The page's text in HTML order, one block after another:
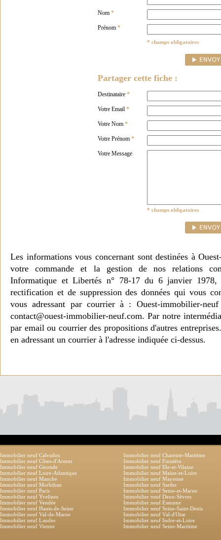
Nom *
Prénom *
* champs obligatoires
Partager cette fiche :
Destinataire *
Votre Email *
Votre Nom *
Votre Prénom *
Votre Message
* champs obligatoires
Les informations vous concernant sont destinées à
votre commande et la gestion de nos relations
Informatique et Libertés n° 78-17 du 6 janvier 1978,
rectification et de suppression des données qui vous
vous adressant par courrier à : Ouest-immobilier-
contact@ouest-immobilier-neuf.com. Par notre
par email ou courrier des propositions d'autres
en adressant un courrier à l'adresse indiquée ci-dessus.
Immobilier neuf Calvados
Immobilier neuf Charente-Maritime
Immobilier neuf Côtes-d'Armor
Immobilier neuf Finistère
Immobilier neuf Gironde
Immobilier neuf Ille-et-Vilaine
Immobilier neuf Loire-Atlantique
Immobilier neuf Maine-et-Loire
Immobilier neuf Manche
Immobilier neuf Mayenne
Immobilier neuf Morbihan
Immobilier neuf Sarthe
Immobilier neuf Paris
Immobilier neuf Seine-et-Marne
Immobilier neuf Yvelines
Immobilier neuf Deux-Sèvres
Immobilier neuf Vendée
Immobilier neuf Essonne
Immobilier neuf Hauts-de-Seine
Immobilier neuf Seine-Saint-Denis
Immobilier neuf Val-de-Marne
Immobilier neuf Val-d'Oise
Immobilier neuf Landes
Immobilier neuf Indre-et-Loire
Immobilier neuf Vienne
Immobilier neuf Seine-Maritime